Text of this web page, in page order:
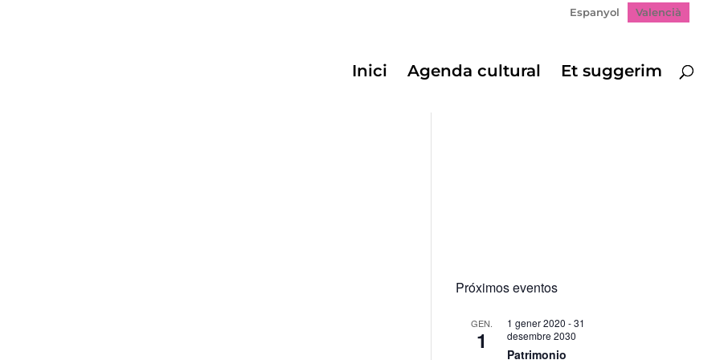
Espanyol Valencià
Inici Agenda cultural Et suggerim
Próximos eventos
GEN.
1
1 gener 2020 -31
desembre 2030
Patrimonio